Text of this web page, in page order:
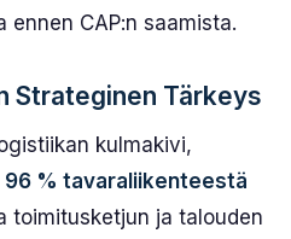
CAP:n saamista.
Strateginen Tärkeys
kulmakivi,
96 % tavaraliikenteestä
toimitusketjun ja talouden